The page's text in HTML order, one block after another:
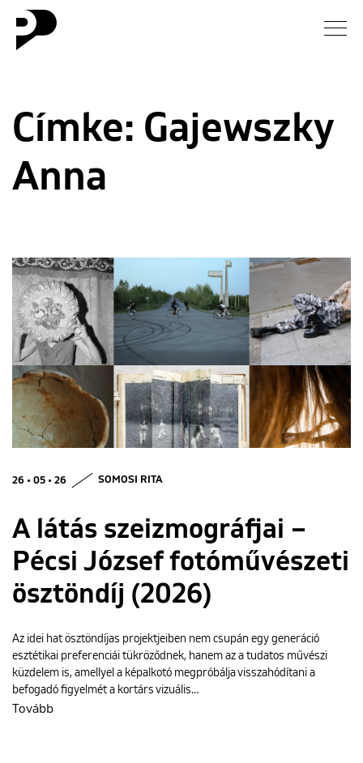
Galéria
Rólunk
ENGLISH
Címke: Gajewszky
Anna
26 • 05 • 26 SOMOSI RITA
A látás szeizmográfjai –
Pécsi József fotóművészeti
ösztöndíj (2026)
Az idei hat ösztöndíjas projektjeiben nem csupán egy generáció
esztétikai preferenciái tükröződnek, hanem az a tudatos művészi
küzdelem is, amellyel a képalkotó megpróbálja visszahódítani a
befogadó figyelmét a kortárs vizuális…
Tovább